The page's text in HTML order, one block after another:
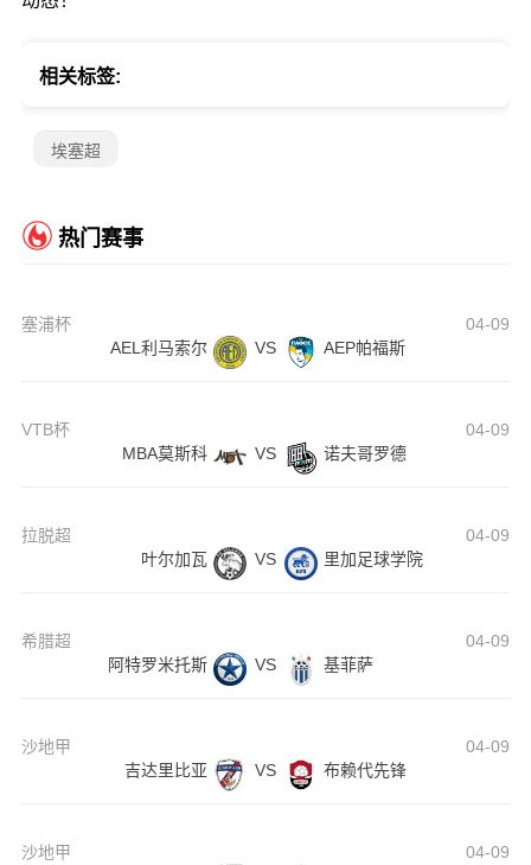
相关标签:
埃塞超
热门赛事
塞浦杯
04-09
AEL利马索尔
VS AEP帕福斯
VTB杯
04-09
MBA莫斯科
VS 诺夫哥罗德
拉脱超
04-09
叶尔加瓦
VS 里加足球学院
希腊超
04-09
阿特罗米托斯
VS 基菲萨
沙地甲
04-09
吉达里比亚
VS 布赖代先锋
沙地甲
04-09